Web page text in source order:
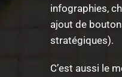
infographies,
ajout de
stratégiques).
C’est aussi le